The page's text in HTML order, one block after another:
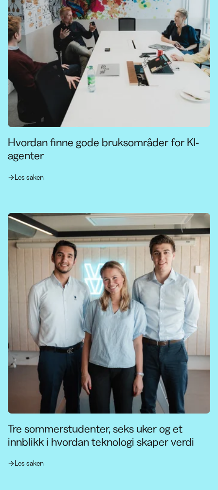
Hvordan finne gode bruksområder for KI-
agenter
Les saken
Tre sommerstudenter, seks uker og et
innblikk i hvordan teknologi skaper verdi
Les saken